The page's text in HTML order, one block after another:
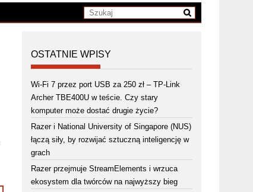
OSTATNIE WPISY
Wi-Fi 7 przez port USB za 250 zł – TP-Link
Archer TBE400U w teście. Czy stary
komputer może dostać drugie życie?
Razer i National University of Singapore (NUS)
łączą siły, by rozwijać sztuczną inteligencję w
grach
Razer przejmuje StreamElements i wrzuca
ekosystem dla twórców na najwyższy bieg